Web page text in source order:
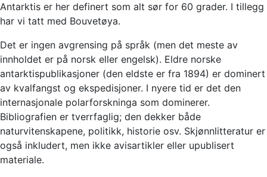
Antarktis er her definert som alt sør for 60 grader. I tillegg
har vi tatt med Bouvetøya.
Det er ingen avgrensing på språk (men det meste av
innholdet er på norsk eller engelsk). Eldre norske
antarktispublikasjoner (den eldste er fra 1894) er dominert
av kvalfangst og ekspedisjoner. I nyere tid er det den
internasjonale polarforskninga som dominerer.
Bibliografien er tverrfaglig; den dekker både
naturvitenskapene, politikk, historie osv. Skjønnlitteratur er
også inkludert, men ikke avisartikler eller upublisert
materiale.